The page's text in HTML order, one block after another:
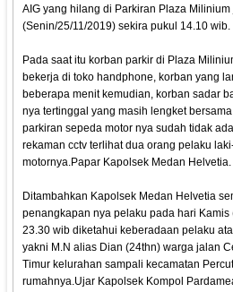
AIG yang hilang di Parkiran Plaza
(Senin/25/11/2019) sekira pukul 14.10 wib.
Pada saat itu korban parkir di Plaza
bekerja di toko handphone, korban yang
beberapa menit kemudian, korban sadar
nya tertinggal yang masih lengket
parkiran sepeda motor nya sudah tidak
rekaman cctv terlihat dua orang pelaku
motornya.Papar Kapolsek Medan Helvetia.
Ditambahkan Kapolsek Medan Helvetia
penangkapan nya pelaku pada hari Kamis
23.30 wib diketahui keberadaan pelaku
yakni M.N alias Dian (24thn) warga jalan
Timur kelurahan sampali kecamatan
rumahnya.Ujar Kapolsek Kompol